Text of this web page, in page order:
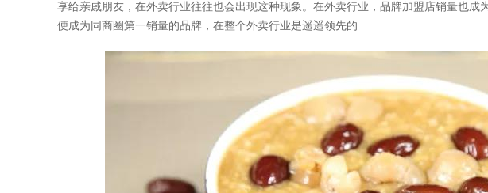
享给亲戚朋友，在外卖行业往往也会出现这种现象。在外卖行业，品牌加盟店销量也成
便成为同商圈第一销量的品牌，在整个外卖行业是遥遥领先的